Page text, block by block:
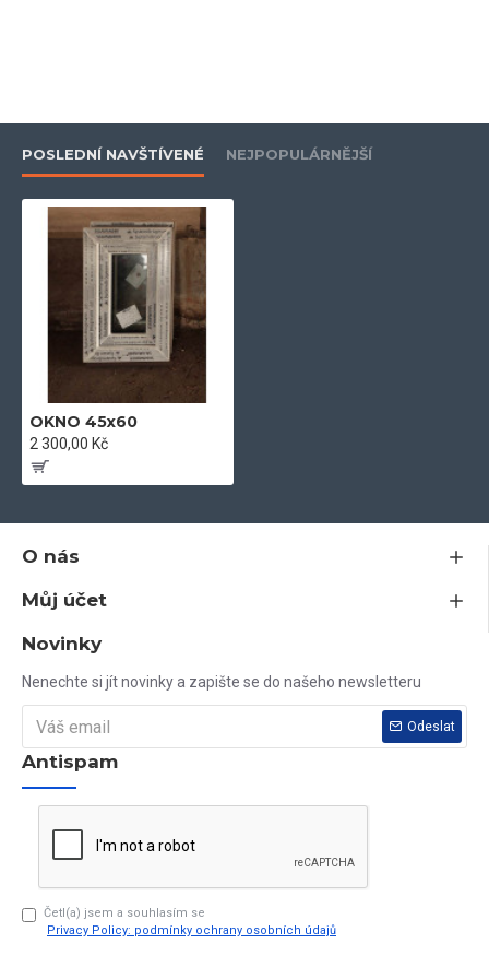
- zašikmené plochy pro optimální odtok vody a pěkný vzhled
- dvě celoobvodová dorazová těsnění
- hloubka zapuštění skla 20 mm
- záruka 5let
- plně rozvinutá technologická konstrukce v nejvyšších
technických parametrech
- extra třída mezi plastovými systémy po stránce kvality a
estetiky
- certifikovaná okna vyrobená v EU z vysoce kvalitních
materiálů
Jsem plátce DPH, všechny ceny na tomto webu jsou včetně DPH.
Nenašli jste nikde rozměr, který potřebujete? Vyrobíme vám jej do 10
Vaše dotazy rádi zodpovíme na tel. čísle 603 79 79 79
POSLEDNÍ NAVŠTÍVENÉ NEJPOPULÁRNĚJŠÍ
OKNO 45x60
2 300,00 Kč
O nás
Můj účet
Novinky
Nenechte si jít novinky a zapište se do našeho newsletteru
Odeslat
Antispam
Četl(a) jsem a souhlasím se
Privacy Policy: podmínky ochrany osobních údajů